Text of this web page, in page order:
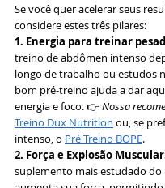
Se você quer acelerar seus
considere estes três pilares:
1. Energia para treinar
treino de abdômen intenso
longo de trabalho ou estudos
bom pré-treino ajuda a dar
energia e foco. 👉 Nossa
Treino Dux Nutrition ou, se
intenso, o Pré Treino BOPE.
2. Força e Explosão
suplemento mais estudado do